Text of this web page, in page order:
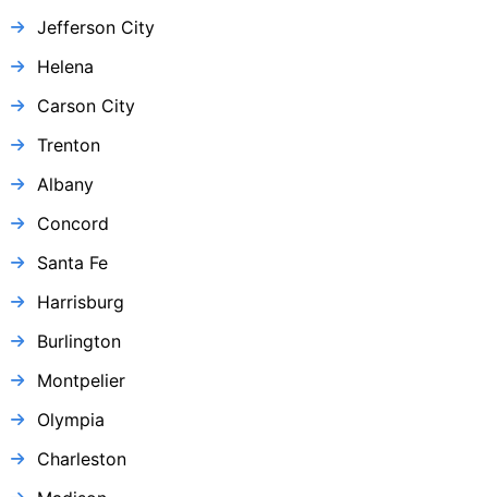
Jefferson City
Helena
Carson City
Trenton
Albany
Concord
Santa Fe
Harrisburg
Burlington
Montpelier
Olympia
Charleston